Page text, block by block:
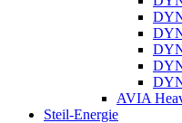
AVIA
Steil-Energie